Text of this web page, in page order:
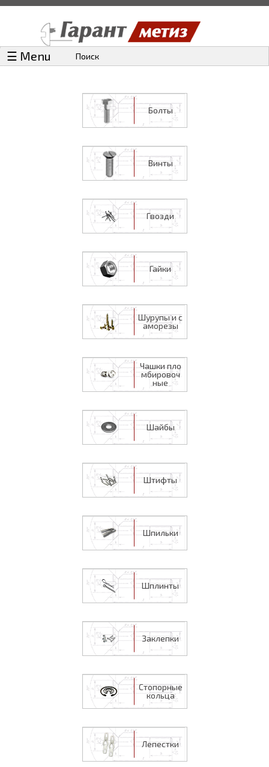
☰ Menu Поиск
Болты
Винты
Гвозди
Гайки
Шурупы и с
аморезы
Чашки пло
мбировоч
ные
Шайбы
Штифты
Шпильки
Шплинты
Заклепки
Стопорные
кольца
Лепестки